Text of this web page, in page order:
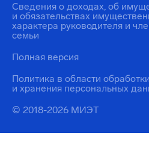
© 2018-2026 МИЭТ
Политика в области обработки
и хранения персональных
Сведения о доходах, об
и обязательствах
характера руководителя и
семьи
Полная версия